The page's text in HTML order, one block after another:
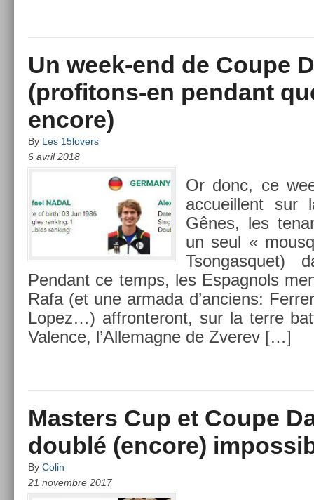
Un week-end de Coupe
(profitons-en pendant
encore)
By Les 15lovers
6 avril 2018
Or donc, ce
ac­cueil­lent sur
Gênes, les
un seul «
Tson­gasquet)
Pen­dant ce temps, les Es­pagnols
Rafa (et une ar­mada d’an­ciens:
Lopez…) affron­teront, sur la terre
Val­ence, l’Al­lemag­ne de Zverev […]
Masters Cup et Coupe
doublé (encore)
By Colin
21 novembre 2017